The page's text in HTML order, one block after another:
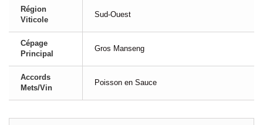
Région
Viticole
Sud-Ouest
Cépage
Principal
Gros Manseng
Accords
Mets/Vin
Poisson en Sauce